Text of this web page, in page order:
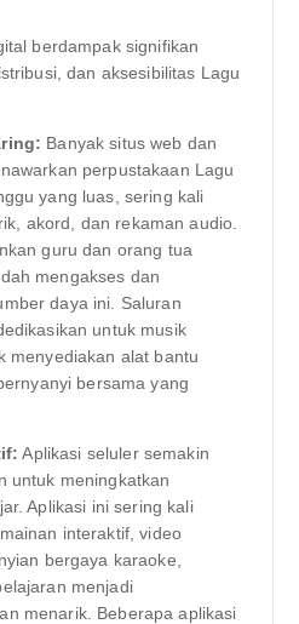
berdampak signifikan
dan aksesibilitas Lagu
Banyak situs web dan
perpustakaan Lagu
yang luas, sering kali
akord, dan rekaman audio.
guru dan orang tua
mengakses dan
daya ini. Saluran
untuk musik
menyediakan alat bantu
bersama yang
Aplikasi seluler semakin
untuk meningkatkan
Aplikasi ini sering kali
interaktif, video
bergaya karaoke,
menjadi
menarik. Beberapa aplikasi